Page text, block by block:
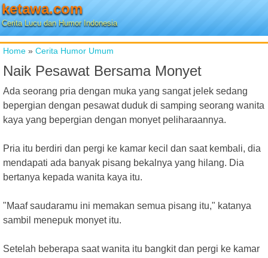
ketawa.com
Cerita Lucu dan Humor Indonesia
Home » Cerita Humor Umum
Naik Pesawat Bersama Monyet
Ada seorang pria dengan muka yang sangat jelek sedang
bepergian dengan pesawat duduk di samping seorang wanita
kaya yang bepergian dengan monyet peliharaannya.
Pria itu berdiri dan pergi ke kamar kecil dan saat kembali, dia
mendapati ada banyak pisang bekalnya yang hilang. Dia
bertanya kepada wanita kaya itu.
"Maaf saudaramu ini memakan semua pisang itu," katanya
sambil menepuk monyet itu.
Setelah beberapa saat wanita itu bangkit dan pergi ke kamar